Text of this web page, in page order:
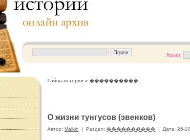
Логин:
Тайны истории » ����������
О жизни тунгусов (эвенков)
Автор: Malkin | Раздел: ���������� | Дата: 26-